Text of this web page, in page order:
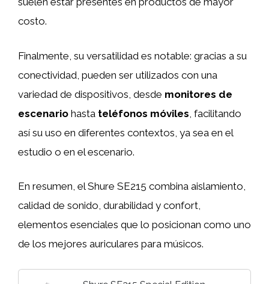
costo.
Finalmente, su versatilidad es notable: gracias a su
conectividad, pueden ser utilizados con una
variedad de dispositivos, desde monitores de
escenario hasta teléfonos móviles , facilitando
así su uso en diferentes contextos, ya sea en el
estudio o en el escenario.
En resumen, el Shure SE215 combina aislamiento,
calidad de sonido, durabilidad y confort,
elementos esenciales que lo posicionan como uno
de los mejores auriculares para músicos.